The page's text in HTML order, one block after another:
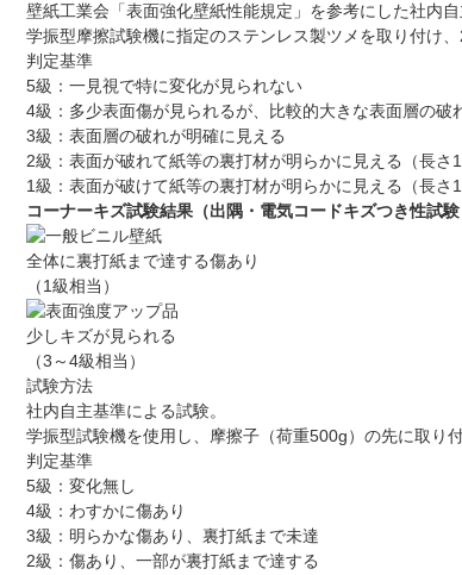
壁紙工業会「表面強化壁紙性能規定」を参考にした社内自
学振型摩擦試験機に指定のステンレス製ツメを取り付け
判定基準
5級：一見視で特に変化が見られない
4級：多少表面傷が見られるが、比較的大きな表面層の破
3級：表面層の破れが明確に見える
2級：表面が破れて紙等の裏打材が明らかに見える（長さ
1級：表面が破けて紙等の裏打材が明らかに見える（長さ
コーナーキズ試験結果（出隅・電気コードキズつき性試験
全体に裏打紙まで達する傷あり
（1級相当）
少しキズが見られる
（3～4級相当）
試験方法
社内自主基準による試験。
学振型試験機を使用し、摩擦子（荷重500g）の先に取り
判定基準
5級：変化無し
4級：わすかに傷あり
3級：明らかな傷あり、裏打紙まで未達
2級：傷あり、一部が裏打紙まで達する